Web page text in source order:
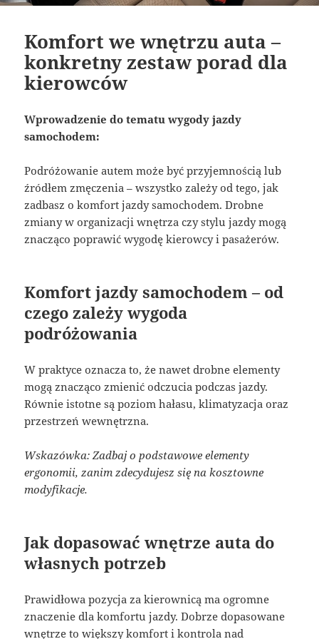
Komfort we wnętrzu auta –
konkretny zestaw porad dla
kierowców
Wprowadzenie do tematu wygody jazdy
samochodem:
Podróżowanie autem może być przyjemnością lub
źródłem zmęczenia – wszystko zależy od tego, jak
zadbasz o komfort jazdy samochodem. Drobne
zmiany w organizacji wnętrza czy stylu jazdy mogą
znacząco poprawić wygodę kierowcy i pasażerów.
Komfort jazdy samochodem – od
czego zależy wygoda
podróżowania
W praktyce oznacza to, że nawet drobne elementy
mogą znacząco zmienić odczucia podczas jazdy.
Równie istotne są poziom hałasu, klimatyzacja oraz
przestrzeń wewnętrzna.
Wskazówka: Zadbaj o podstawowe elementy
ergonomii, zanim zdecydujesz się na kosztowne
modyfikacje.
Jak dopasować wnętrze auta do
własnych potrzeb
Prawidłowa pozycja za kierownicą ma ogromne
znaczenie dla komfortu jazdy. Dobrze dopasowane
wnętrze to większy komfort i kontrola nad